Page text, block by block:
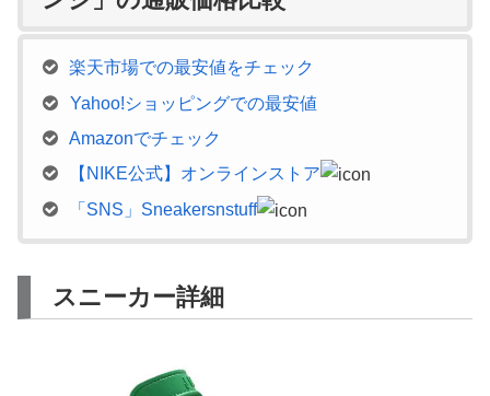
楽天市場での最安値をチェック
Yahoo!ショッピングでの最安値
Amazonでチェック
【NIKE公式】オンラインストア
「SNS」Sneakersnstuff
スニーカー詳細